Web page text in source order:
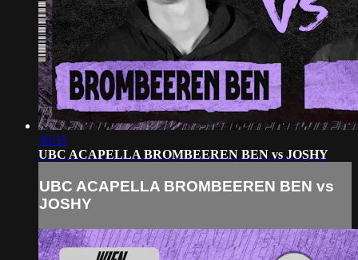
30:35
UBC ACAPELLA BROMBEEREN BEN vs JOSHY
UBC ACAPELLA BROMBEEREN BEN vs
JOSHY